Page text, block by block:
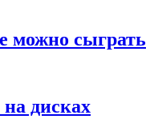
можно сыграть
дисках